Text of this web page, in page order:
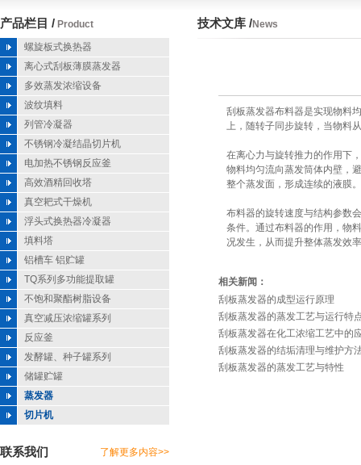
产品栏目 / Product
螺旋板式换热器
离心式刮板薄膜蒸发器
多效蒸发浓缩设备
波纹填料
列管冷凝器
不锈钢冷凝结晶切片机
电加热不锈钢反应釜
高效酒精回收塔
真空耙式干燥机
浮头式换热器冷凝器
填料塔
铝槽车 铝贮罐
TQ系列多功能提取罐
不饱和聚酯树脂设备
真空减压浓缩罐系列
反应釜
发酵罐、种子罐系列
储罐贮罐
蒸发器
切片机
联系我们
了解更多内容>>
技术文库 /News
刮板蒸发器布料器是实现物料
上，随转子同步旋转，当物料
在离心力与旋转推力的作用下
物料均匀流向蒸发筒体内壁，
整个蒸发面，形成连续的液膜。
布料器的旋转速度与结构参数
条件。通过布料器的作用，物
况发生，从而提升整体蒸发效
相关新闻：
刮板蒸发器的成型运行原理
刮板蒸发器的蒸发工艺与运行特
刮板蒸发器在化工浓缩工艺中的
刮板蒸发器的结垢清理与维护方
刮板蒸发器的蒸发工艺与特性